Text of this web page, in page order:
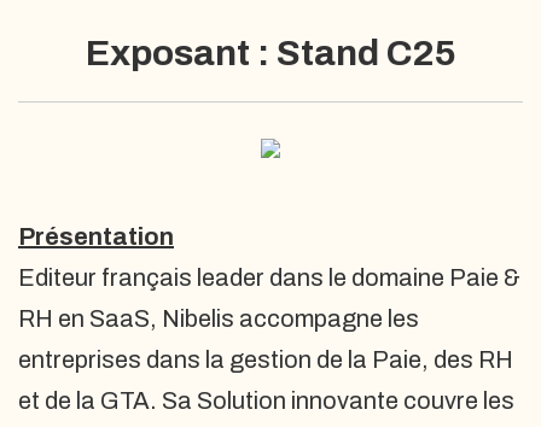
Exposant : Stand C25
Présentation
Editeur français leader dans le domaine Paie &
RH en SaaS, Nibelis accompagne les
entreprises dans la gestion de la Paie, des RH
et de la GTA. Sa Solution innovante couvre les